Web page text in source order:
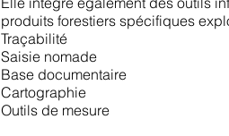
produits forestiers spécifiques
Traçabilité
Saisie nomade
Base documentaire
Cartographie
Outils de mesure